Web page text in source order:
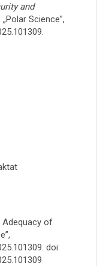
and
„Polar Science”,
Adequacy of
doi: